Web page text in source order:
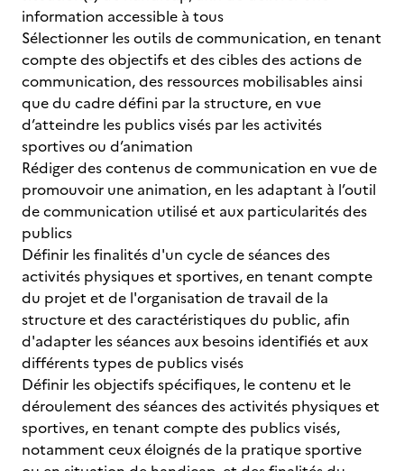
information accessible à tous
Sélectionner les outils de communication, en tenant
compte des objectifs et des cibles des actions de
communication, des ressources mobilisables ainsi
que du cadre défini par la structure, en vue
d’atteindre les publics visés par les activités
sportives ou d’animation
Rédiger des contenus de communication en vue de
promouvoir une animation, en les adaptant à l’outil
de communication utilisé et aux particularités des
publics
Définir les finalités d'un cycle de séances des
activités physiques et sportives, en tenant compte
du projet et de l'organisation de travail de la
structure et des caractéristiques du public, afin
d'adapter les séances aux besoins identifiés et aux
différents types de publics visés
Définir les objectifs spécifiques, le contenu et le
déroulement des séances des activités physiques et
sportives, en tenant compte des publics visés,
notamment ceux éloignés de la pratique sportive